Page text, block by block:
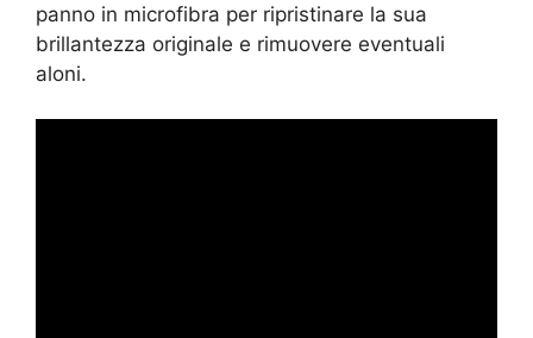
panno in microfibra per ripristinare la sua
brillantezza originale e rimuovere eventuali
aloni.